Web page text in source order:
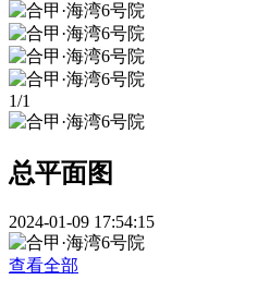
1/1
总平面图
2024-01-09 17:54:15
查看全部